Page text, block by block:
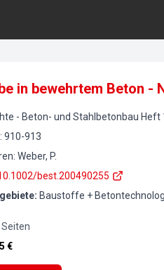
in bewehrtem Beton -
- Beton- und Stahlbetonbau Heft
: 910-913
: Weber, P.
best.200490255
: Baustoffe +
Seiten
€